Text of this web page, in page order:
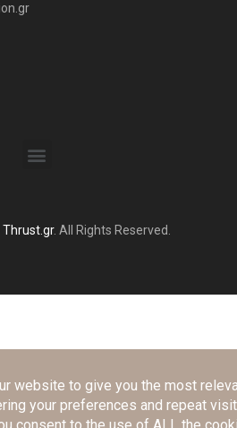
Thrust.gr. All Rights Reserved.